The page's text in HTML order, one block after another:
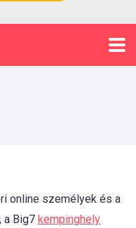
online személyek és a
a Big7 kempinghely